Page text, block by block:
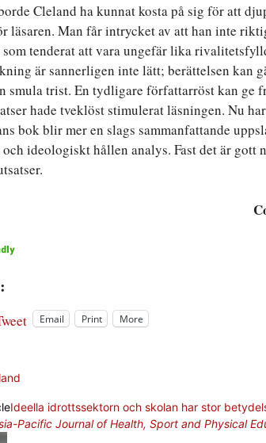
Cleland ha kunnat kosta på sig för att
läsaren. Man får intrycket av att han inte
tenderat att vara ungefär lika
är sannerligen inte lätt; berättelsen kan
smula trist. En tydligare författarröst kan ge
hade tveklöst stimulerat läsningen. Nu
bok blir mer en slags sammanfattande
ideologiskt hållen analys. Fast det är gott
Email Print More
Ideella idrottssektorn och skolan har stor
Pacific Journal of Health, Sport and Physical